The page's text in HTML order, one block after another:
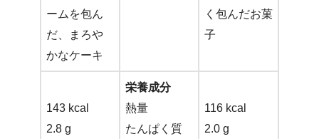
ームを包ん
だ、まろや
かなケーキ
く包んだお菓
子
143 kcal
2.8 g
栄養成分
熱量
たんぱく質
116 kcal
2.0 g